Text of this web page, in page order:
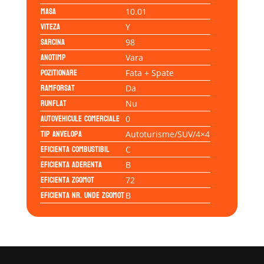
Masa 10.01
Viteza Y
Sarcina 98
Anotimp Vara
Pozitionare Fata + Spate
Ramforsat Da
Runflat Nu
Autovehicule comerciale 0
Tip anvelopa Autoturisme/SUV/4×4
Eficienta Combustibil C
Eficienta Aderenta B
Eficienta Zgomot 72
Eficienta Nr. Unde ZgomotB